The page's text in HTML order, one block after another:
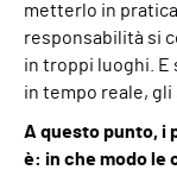
metterlo in
responsabilità si
in troppi luoghi. E
in tempo reale,
A questo punto, i
è: in che modo le